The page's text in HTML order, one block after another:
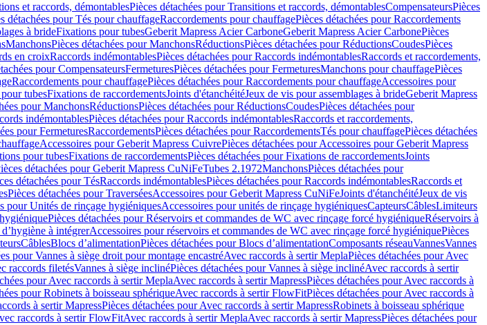
et raccords, démontablesPièces détachées pour Transitions et raccords, démontablesCompensateursPièces
détachées pour Tés pour chauffageRaccordements pour chauffagePièces détachées pour Raccordements
à brideFixations pour tubesGeberit Mapress Acier CarboneGeberit Mapress Acier CarbonePièces
ManchonsPièces détachées pour ManchonsRéductionsPièces détachées pour RéductionsCoudesPièces
en croixRaccords indémontablesPièces détachées pour Raccords indémontablesRaccords et raccordements,
pour CompensateursFermeturesPièces détachées pour FermeturesManchons pour chauffagePièces
Raccordements pour chauffagePièces détachées pour Raccordements pour chauffageAccessoires pour
tubesFixations de raccordementsJoints d'étanchéitéJeux de vis pour assemblages à brideGeberit Mapress
pour ManchonsRéductionsPièces détachées pour RéductionsCoudesPièces détachées pour
indémontablesPièces détachées pour Raccords indémontablesRaccords et raccordements,
pour FermeturesRaccordementsPièces détachées pour RaccordementsTés pour chauffagePièces détachées
Accessoires pour Geberit Mapress CuivrePièces détachées pour Accessoires pour Geberit Mapress
pour tubesFixations de raccordementsPièces détachées pour Fixations de raccordementsJoints
détachées pour Geberit Mapress CuNiFeTubes 2.1972ManchonsPièces détachées pour
détachées pour TésRaccords indémontablesPièces détachées pour Raccords indémontablesRaccords et
Pièces détachées pour TraverséesAccessoires pour Geberit Mapress CuNiFeJoints d'étanchéitéJeux de vis
pour Unités de rinçage hygiéniquesAccessoires pour unités de rinçage hygiéniquesCapteursCâblesLimiteurs
Pièces détachées pour Réservoirs et commandes de WC avec rinçage forcé hygiéniqueRéservoirs à
à intégrerAccessoires pour réservoirs et commandes de WC avec rinçage forcé hygiéniquePièces
CâblesBlocs d’alimentationPièces détachées pour Blocs d’alimentationComposants réseauVannesVannes
pour Vannes à siège droit pour montage encastréAvec raccords à sertir MeplaPièces détachées pour Avec
raccords filetésVannes à siège inclinéPièces détachées pour Vannes à siège inclinéAvec raccords à sertir
pour Avec raccords à sertir MeplaAvec raccords à sertir MapressPièces détachées pour Avec raccords à
pour Robinets à boisseau sphériqueAvec raccords à sertir FlowFitPièces détachées pour Avec raccords à
à sertir MapressPièces détachées pour Avec raccords à sertir MapressRobinets à boisseau sphérique
raccords à sertir FlowFitAvec raccords à sertir MeplaAvec raccords à sertir MapressPièces détachées pour